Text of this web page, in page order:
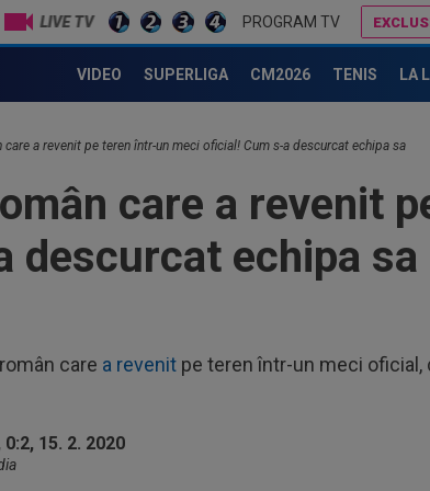
LIVE TV PROGRAM TV
VIDEO SUPERLIGA CM2026 TENIS LA
a revenit pe teren într-un meci oficial! Cum s-a descurcat echipa sa
care a revenit
descurcat echipa sa
care a revenit pe teren într-un meci oficial,